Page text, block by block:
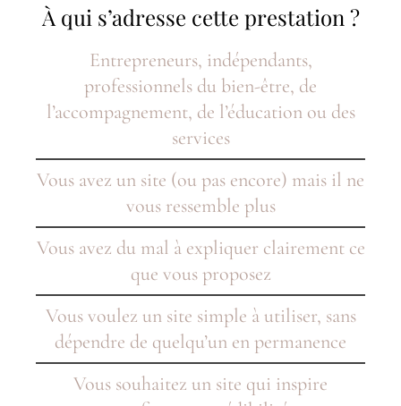
À qui s’adresse cette prestation ?
Entrepreneurs, indépendants,
professionnels du bien-être, de
l’accompagnement, de l’éducation ou des
services
Vous avez un site (ou pas encore) mais il ne
vous ressemble plus
Vous avez du mal à expliquer clairement ce
que vous proposez
Vous voulez un site simple à utiliser, sans
dépendre de quelqu’un en permanence
Vous souhaitez un site qui inspire